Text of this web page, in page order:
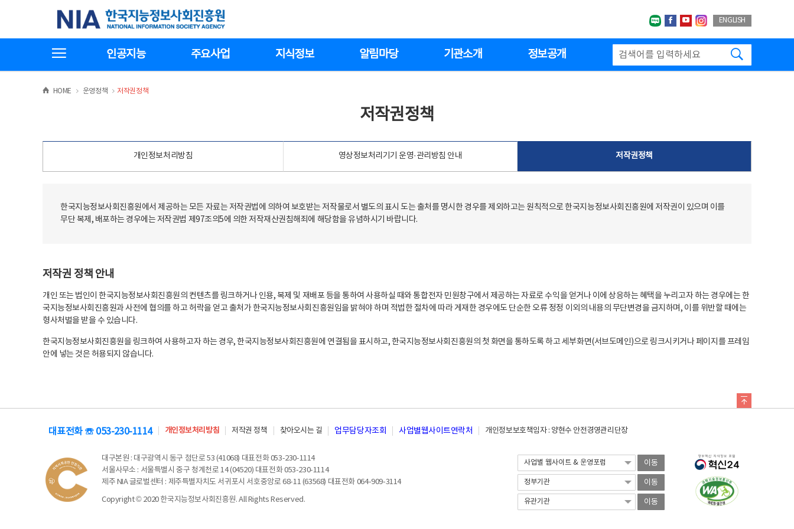
기
한국지능정보사회진흥원
네이버블로그
페이스북
유투브인스타그랩
ENGLISH
인공지능 주요사업 지식정보 알림마당 기관소개 정보공개
HOME >운영정책 >
저작권정책
저작권정책
개인정보처리방침 영상정보처리기기 운영·관리방침 안내 저작권정책
한국지능정보사회진흥원에서 제공하는 모든 자료는 저작권법에 의하여 보호받는 저작물로서 별도의 표시 도는 출처를 명시한 경우를 제외하고는 원칙적으로 한국지능정보사회진흥원에 저작권이 있으며 이를
무단 복제, 배포하는 경우에는 저작권법 제97조의5에 의한 저작재산권침해죄에 해당함을 유념하시기 바랍니다.
저작권 정책 안내
개인 또는 법인이 한국지능정보사회진흥원의 컨텐츠를 링크하거나 인용, 복제 및 재배포 등을 통하여 사용하실 때와 통합전자 민원창구에서 제공하는 자료로 수익을 얻거나 이에 상응하는 혜택을 누리고자 하는 경우에는 한
국지능정보사회진흥원과 사전에 협의를 하고 허락을 얻고 출처가 한국지능정보사회진흥원임을 밝혀야 하며 적법한 절차에 따라 게재한 경우에도 단순한 오류 정정 이외의 내용의 무단변경을 금지하며, 이를 위반할 때에는
형사처벌을 받을 수 있습니다.
한국지능정보사회진흥원을 링크하여 사용하고자 하는 경우, 한국지능정보사회진흥원에 연결됨을 표시하고, 한국지능정보사회진흥원의 첫 화면을 통하도록 하고 세부화면(서브도메인)으로 링크시키거나 페이지를 프레임
안에 넣는 것은 허용되지 않습니다.
대표전화 ☏ 053-230-1114 개인정보처리방침 저작권 정책 찾아오시는 길 업무담당자조회 사업별웹사이트연락처 개인정보보호책임자 : 양현수 안전경영관리단장
대구본원 : 대구광역시 동구 첨단로 53 (41068) 대표전화 053-230-1114
서울사무소 : 서울특별시 중구 청계천로 14 (04520) 대표전화 053-230-1114
제주 NIA 글로벌센터 : 제주특별자치도 서귀포시 서호중앙로 68-11 (63568) 대표전화 064-909-3114
Copyright © 2020 한국지능정보사회진흥원. All Rights Reserved.
이동
이동
이동